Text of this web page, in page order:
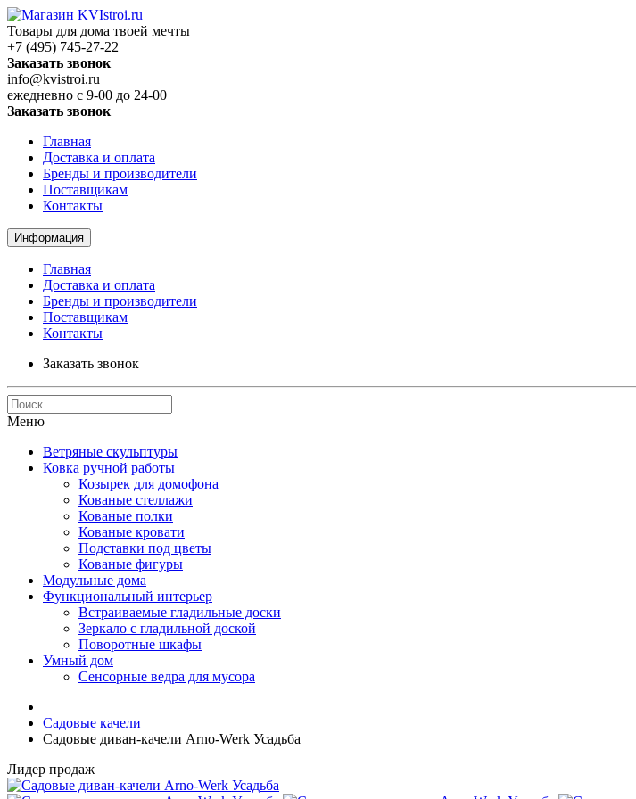
Товары для дома твоей мечты
+7 (495) 745-27-22
Заказать звонок
info@kvistroi.ru
ежедневно с 9-00 до 24-00
Заказать звонок
Главная
Доставка и оплата
Бренды и производители
Поставщикам
Контакты
Информация
Главная
Доставка и оплата
Бренды и производители
Поставщикам
Контакты
Заказать звонок
Меню
Ветряные скульптуры
Ковка ручной работы
Козырек для домофона
Кованые стеллажи
Кованые полки
Кованые кровати
Подставки под цветы
Кованые фигуры
Модульные дома
Функциональный интерьер
Встраиваемые гладильные доски
Зеркало с гладильной доской
Поворотные шкафы
Умный дом
Сенсорные ведра для мусора
Садовые качели
Садовые диван-качели Arno-Werk Усадьба
Лидер продаж